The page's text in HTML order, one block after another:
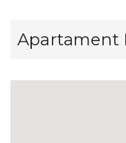
Apartament